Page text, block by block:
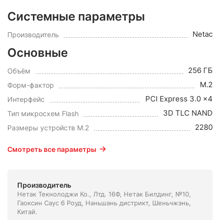
Системные параметры
Производитель Netac
Основные
Объём 256 ГБ
Форм-фактор M.2
Интерфейс PCI Express 3.0 x4
Тип микросхем Flash 3D TLC NAND
Размеры устройств M.2 2280
Смотреть все параметры
Производитель
Нетак Текнолоджи Ко., Лтд. 16Ф, Нетак Билдинг, №10,
Гаоксин Саус 6 Роуд, Наньшань дистрикт, Шеньчжэнь,
Китай.